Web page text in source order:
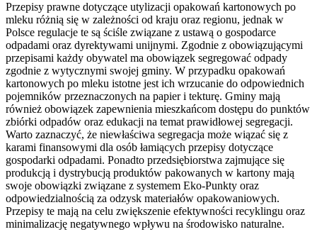
Przepisy prawne dotyczące utylizacji opakowań kartonowych po
mleku różnią się w zależności od kraju oraz regionu, jednak w
Polsce regulacje te są ściśle związane z ustawą o gospodarce
odpadami oraz dyrektywami unijnymi. Zgodnie z obowiązującymi
przepisami każdy obywatel ma obowiązek segregować odpady
zgodnie z wytycznymi swojej gminy. W przypadku opakowań
kartonowych po mleku istotne jest ich wrzucanie do odpowiednich
pojemników przeznaczonych na papier i tekturę. Gminy mają
również obowiązek zapewnienia mieszkańcom dostępu do punktów
zbiórki odpadów oraz edukacji na temat prawidłowej segregacji.
Warto zaznaczyć, że niewłaściwa segregacja może wiązać się z
karami finansowymi dla osób łamiących przepisy dotyczące
gospodarki odpadami. Ponadto przedsiębiorstwa zajmujące się
produkcją i dystrybucją produktów pakowanych w kartony mają
swoje obowiązki związane z systemem Eko-Punkty oraz
odpowiedzialnością za odzysk materiałów opakowaniowych.
Przepisy te mają na celu zwiększenie efektywności recyklingu oraz
minimalizację negatywnego wpływu na środowisko naturalne.